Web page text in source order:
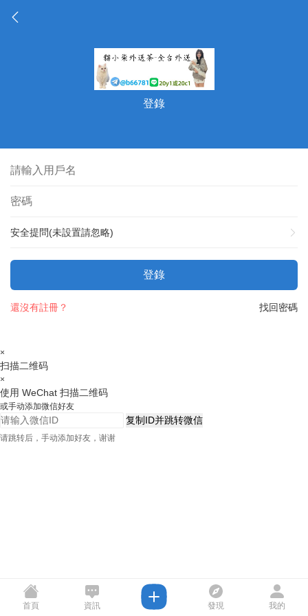
登錄
安全提問(未設置請忽略)
登錄
找回密碼
還沒有註冊？
×
扫描二维码
×
使用 WeChat 扫描二维码
或手动添加微信好友
复制ID并跳转微信
请跳转后，手动添加好友，谢谢
首頁 資訊 發現 我的